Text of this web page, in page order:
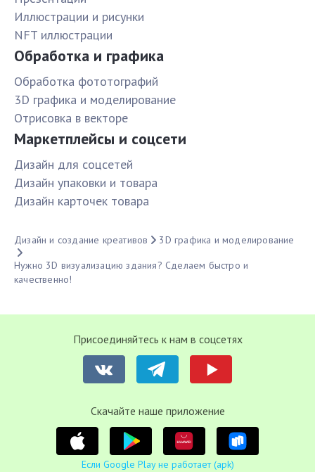
Иллюстрации и рисунки
NFT иллюстрации
Обработка и графика
Обработка фототографий
3D графика и моделирование
Отрисовка в векторе
Маркетплейсы и соцсети
Дизайн для соцсетей
Дизайн упаковки и товара
Дизайн карточек товара
Дизайн и создание креативов
3D графика и моделирование
Нужно 3D визуализацию здания? Сделаем быстро и
качественно!
Присоединяйтесь к нам в соцсетях
Cкачайте наше приложение
Если Google Play не работает (apk)